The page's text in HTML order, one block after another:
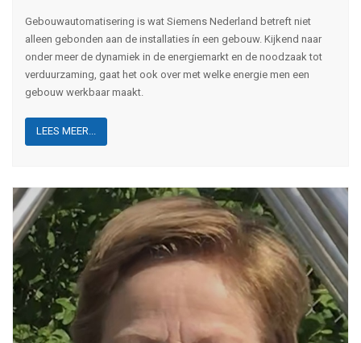
Gebouwautomatisering is wat Siemens Nederland betreft niet
alleen gebonden aan de installaties ín een gebouw. Kijkend naar
onder meer de dynamiek in de energiemarkt en de noodzaak tot
verduurzaming, gaat het ook over met welke energie men een
gebouw werkbaar maakt.
LEES MEER...